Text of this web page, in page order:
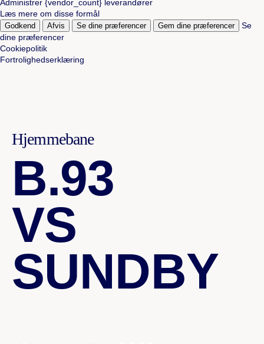
Administrer {vendor_count} leverandører
Læs mere om disse formål
Godkend Afvis Se dine præferencer Gem dine præferencer
Se
dine præferencer
Cookiepolitik
Fortrolighedserklæring
Hjemmebane
B.93
VS
SUNDBY